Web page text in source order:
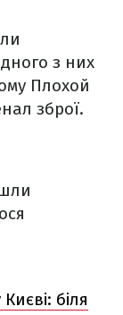
з них
Плохой
зброї.
біля